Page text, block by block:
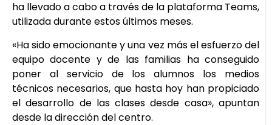
ha llevado a cabo a través de la plataforma Teams,
utilizada durante estos últimos meses.
«Ha sido emocionante y una vez más el esfuerzo del
equipo docente y de las familias ha conseguido
poner al servicio de los alumnos los medios
técnicos necesarios, que hasta hoy han propiciado
el desarrollo de las clases desde casa», apuntan
desde la dirección del centro.